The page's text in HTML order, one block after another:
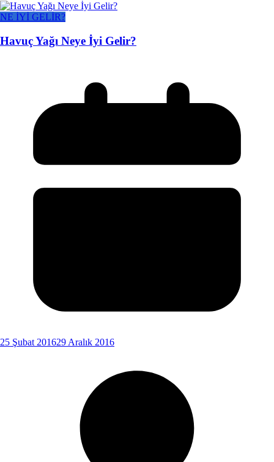
NE İYİ GELİR?
Havuç Yağı Neye İyi Gelir?
25 Şubat 201629 Aralık 2016